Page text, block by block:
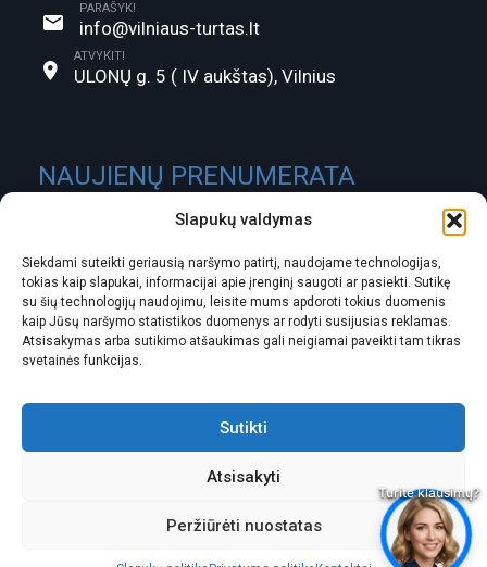
Slapukų valdymas
Siekdami suteikti geriausią naršymo patirtį, naudojame technologijas,
tokias kaip slapukai, informacijai apie įrenginį saugoti ar pasiekti. Sutikę
su šių technologijų naudojimu, leisite mums apdoroti tokius duomenis
kaip Jūsų naršymo statistikos duomenys ar rodyti susijusias reklamas.
Atsisakymas arba sutikimo atšaukimas gali neigiamai paveikti tam tikras
svetainės funkcijas.
Sutikti
Atsisakyti
Peržiūrėti nuostatas
PARAŠYK!
info@vilniaus-turtas.lt
ATVYKIT!
ULONŲ g. 5 ( IV aukštas), Vilnius
NAUJIENŲ PRENUMERATA
ĮMONĖS KODAS:
PVM MOKĖTOJO KODAS:
LT337300010104819796 SwedBank